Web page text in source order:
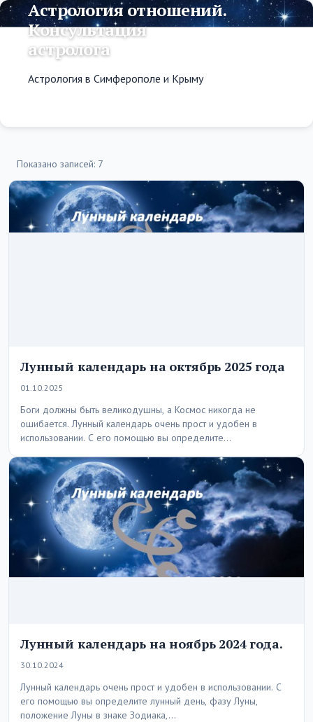
Астрология отношений.
Консультация
астролога
Астрология в Симферополе и Крыму
Показано записей: 7
Лунный календарь на октябрь 2025 года
01.10.2025
Боги должны быть великодушны, а Космос никогда не
ошибается. Лунный календарь очень прост и удобен в
использовании. С его помощью вы определите…
Лунный календарь на ноябрь 2024 года.
30.10.2024
Лунный календарь очень прост и удобен в использовании. С
его помощью вы определите лунный день, фазу Луны,
положение Луны в знаке Зодиака,…